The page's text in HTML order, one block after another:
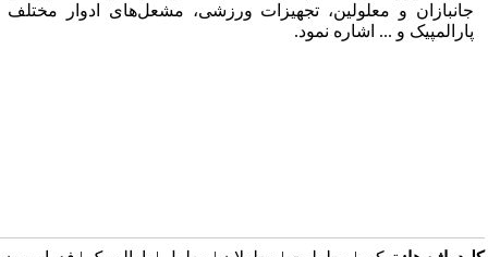
جانبازان و معلولین، تجهیزات ورزشی، مشعل‌های ادوار مختلف
پارالمپیک و ... اشاره نمود.